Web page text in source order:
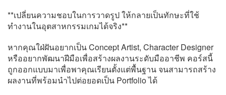
**เปลี่ยนความชอบในการวาดรูป ให้กลายเป็นทักษะที่ใช้
ทำงานในอุตสาหกรรมเกมได้จริง**
หากคุณใฝ่ฝันอยากเป็น Concept Artist, Character Designer
หรืออยากพัฒนาฝีมือเพื่อสร้างผลงานระดับมืออาชีพ คอร์สนี้
ถูกออกแบบมาเพื่อพาคุณเรียนตั้งแต่พื้นฐาน จนสามารถสร้าง
ผลงานที่พร้อมนำไปต่อยอดเป็น Portfolio ได้